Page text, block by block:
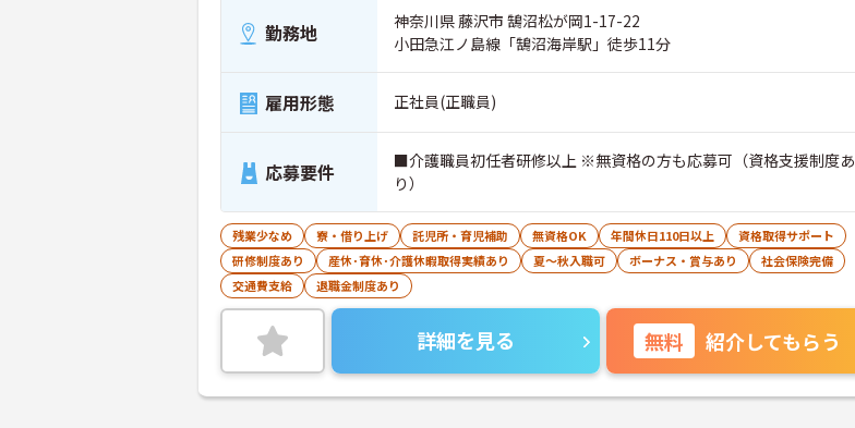
勤務地
神奈川県 藤沢市 鵠沼松が岡1-17-22
小田急江ノ島線「鵠沼海岸駅」徒歩11分
雇用形態 正社員(正職員)
応募要件
■介護職員初任者研修以上 ※無資格の方も応募可（資格支援制度あ
り）
残業少なめ 寮・借り上げ 託児所・育児補助 無資格OK 年間休日110日以上
資格取得サポート
研修制度あり
産休･育休･介護休暇取得実績あり 夏～秋入職可 ボーナス・賞与あり
社会保険完備
交通費支給
退職金制度あり
詳細を見る 無料 紹介してもらう